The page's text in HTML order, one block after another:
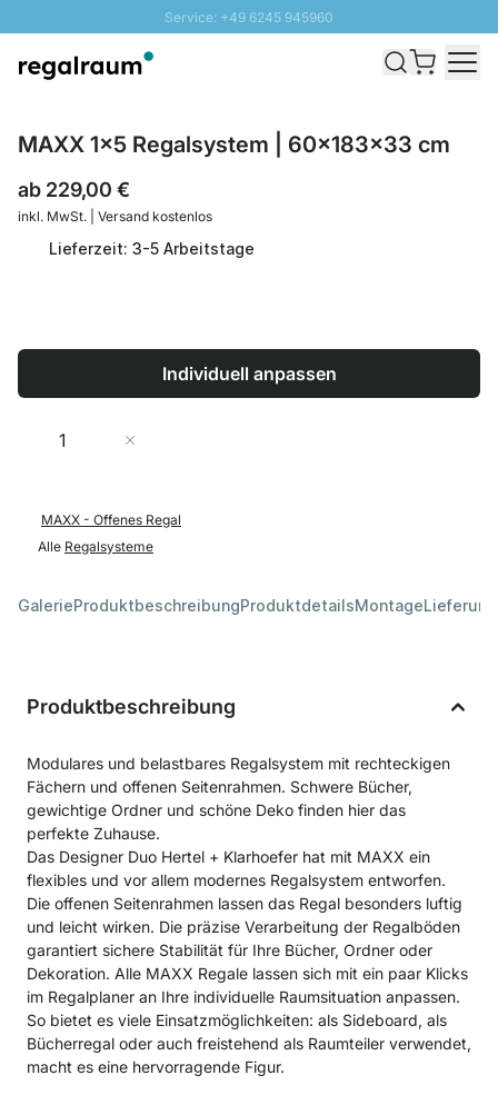
Service: +49 6245 945960
Schnelle Lieferung - Gratis Versand ab 100€
MAXX 1x5 Regalsystem | 60x183x33 cm
ab 229,00 €
inkl. MwSt. | Versand kostenlos
Lieferzeit: 3-5 Arbeitstage
Individuell anpassen
Menge
MAXX - Offenes Regal
Alle Regalsysteme
GalerieProduktbeschreibungProduktdetailsMontage
Produktbeschreibung
Modulares und belastbares Regalsystem mit rechteckigen
Fächern und offenen Seitenrahmen. Schwere Bücher,
gewichtige Ordner und schöne Deko finden hier das
perfekte Zuhause.
Das Designer Duo Hertel + Klarhoefer hat mit MAXX ein
flexibles und vor allem modernes Regalsystem entworfen.
Die offenen Seitenrahmen lassen das Regal besonders luftig
und leicht wirken. Die präzise Verarbeitung der Regalböden
garantiert sichere Stabilität für Ihre Bücher, Ordner oder
Dekoration. Alle MAXX Regale lassen sich mit ein paar Klicks
im Regalplaner an Ihre individuelle Raumsituation anpassen.
So bietet es viele Einsatzmöglichkeiten: als Sideboard, als
Bücherregal oder auch freistehend als Raumteiler verwendet,
macht es eine hervorragende Figur.